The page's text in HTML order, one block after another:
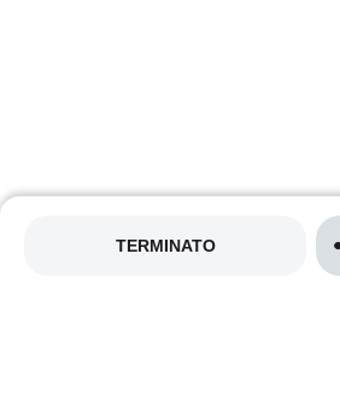
TERMINATO